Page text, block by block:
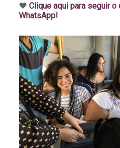
♥️ Clique aqui para seguir o
WhatsApp!